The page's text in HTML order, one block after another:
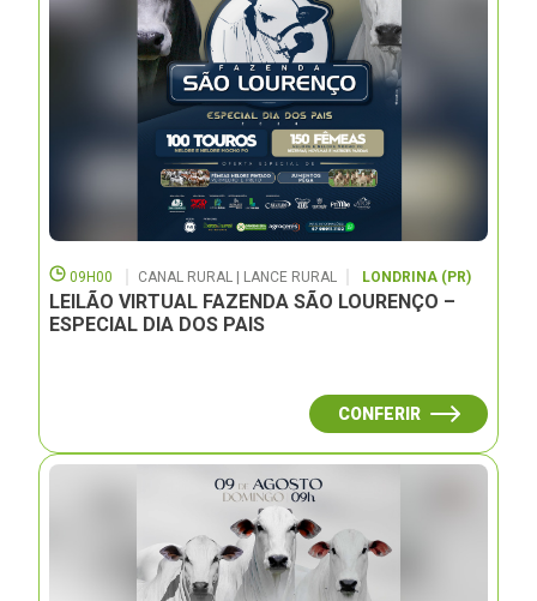
09H00 CANAL RURAL | LANCE RURAL LONDRINA (PR)
LEILÃO VIRTUAL FAZENDA SÃO LOURENÇO –
ESPECIAL DIA DOS PAIS
CONFERIR